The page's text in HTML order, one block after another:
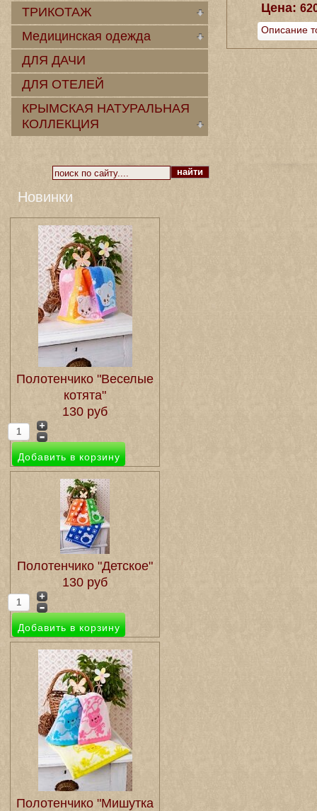
Цена:
Описание
ТРИКОТАЖ
Медицинская одежда
ДЛЯ ДАЧИ
ДЛЯ ОТЕЛЕЙ
КРЫМСКАЯ НАТУРАЛЬНАЯ
КОЛЛЕКЦИЯ
Новинки
Полотенчико "Веселые
котята"
130 руб
Полотенчико "Детское"
130 руб
Полотенчико "Мишутка